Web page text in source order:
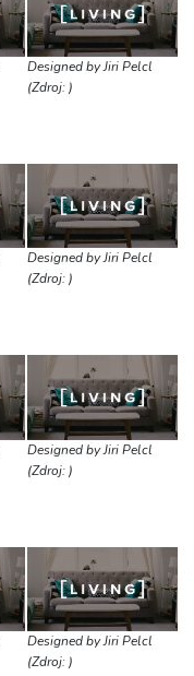
Designed by Jiri Pelcl
(Zdroj: )
Designed by Jiri Pelcl
(Zdroj: )
Designed by Jiri Pelcl
(Zdroj: )
Designed by Jiri Pelcl
(Zdroj: )